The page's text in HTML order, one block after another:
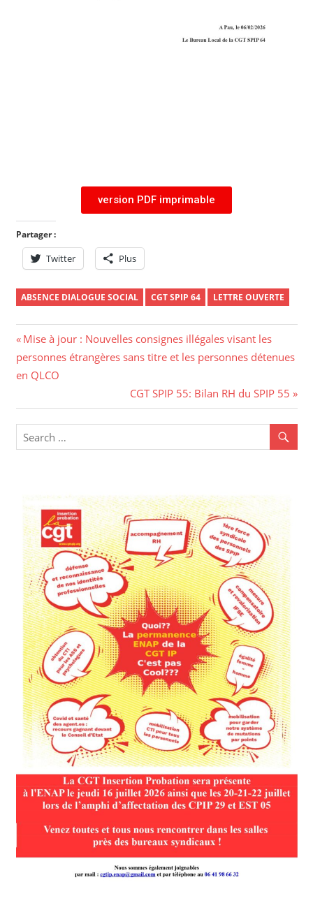
version PDF imprimable
Partager :
Twitter Plus
ABSENCE DIALOGUE SOCIAL CGT SPIP 64 LETTRE OUVERTE
Mise à jour : Nouvelles consignes illégales visant les
personnes étrangères sans titre et les personnes détenues
en QLCO
CGT SPIP 55: Bilan RH du SPIP 55